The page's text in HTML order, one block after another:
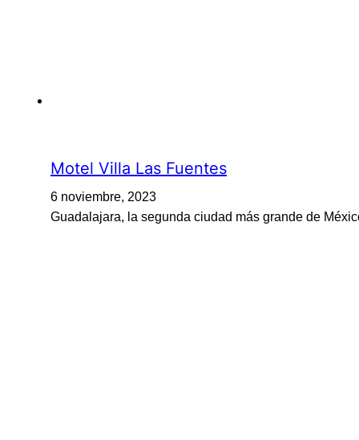
Motel Villa Las Fuentes
6 noviembre, 2023
Guadalajara, la segunda ciudad más grande de